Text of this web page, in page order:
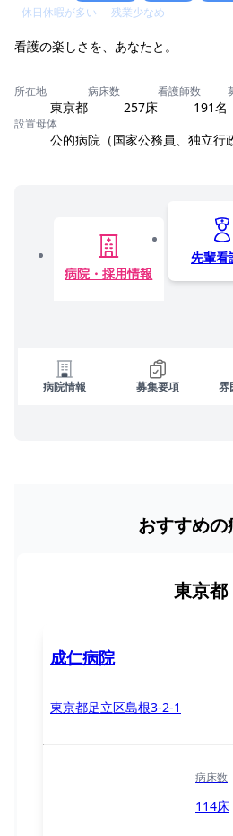
休日休暇が多い
残業少なめ
看護の楽しさを、あなたと。
所在地
東京都
病床数
257床
看護師数
191名
設置母体
公的病院（国家公務員、独立行
病院・採用情報
先輩看
病院情報 募集要項 雰
おすすめの
東京都
成仁病院
東京都足立区島根3-2-1
病床数
114床